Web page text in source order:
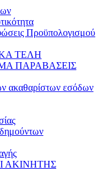
Προϋπολογισμού
ΤΕΛΗ
ΠΑΡΑΒΑΣΕΙΣ
ακαθαρίστων εσόδων
ΑΚΙΝΗΤΗΣ